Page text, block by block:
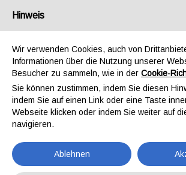
PROFESSIONAL
ADJUSTABLE LANYARD W/SHOCK STOP 571
ADJUSTABLE
LANYARD W/
Hinweis
Wir verwenden Cookies, auch von
Informationen über die Nutzung unserer
Besucher zu sammeln, wie in der Cookie-
Sie können zustimmen, indem Sie diesen
indem Sie auf einen Link oder eine Taste
Webseite klicken oder indem Sie weiter auf
navigieren.
Ablehnen